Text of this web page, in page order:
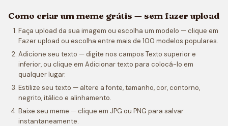
Como criar um meme grátis — sem fazer upload
Faça upload da sua imagem ou escolha um modelo — clique em
Fazer upload ou escolha entre mais de 100 modelos populares.
Adicione seu texto — digite nos campos Texto superior e
inferior, ou clique em Adicionar texto para colocá-lo em
qualquer lugar.
Estilize seu texto — altere a fonte, tamanho, cor, contorno,
negrito, itálico e alinhamento.
Baixe seu meme — clique em JPG ou PNG para salvar
instantaneamente.